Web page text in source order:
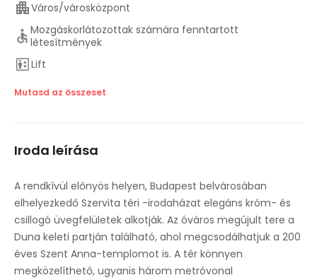
Város/városközpont
Mozgáskorlátozottak számára fenntartott
létesítmények
Lift
Fő közlekedési kapcsolatok
Helyszíni szendvics / kávézó
Emelt padló
Szendvics kiszolgálás
Biztonságos mélygarázs
Mutasd az összeset
Iroda leírása
A rendkívül előnyös helyen, Budapest belvárosában
elhelyezkedő Szervita téri -irodaházat elegáns króm- és
csillogó üvegfelületek alkotják. Az óváros megújult tere a
Duna keleti partján található, ahol megcsodálhatjuk a 200
éves Szent Anna-templomot is. A tér könnyen
megközelíthető, ugyanis három metróvonal